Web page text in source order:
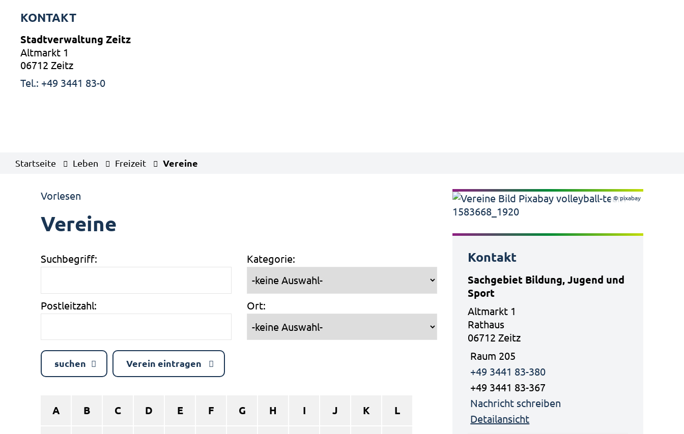
KONTAKT
Stadtverwaltung Zeitz
Altmarkt 1
06712 Zeitz
Tel.: +49 3441 83-0
Startseite Leben Freizeit Vereine
Vorlesen
Vereine
Suchbegriff: Kategorie:
Postleitzahl: Ort:
suchen Verein eintragen
A B C D E F G H I J K L
© pixabay
Kontakt
Sachgebiet Bildung, Jugend und
Sport
Altmarkt 1
Rathaus
06712 Zeitz
Raum 205
+49 3441 83-380
+49 3441 83-367
Nachricht schreiben
Detailansicht